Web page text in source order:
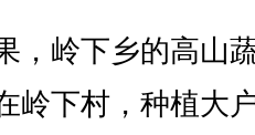
岭下乡的高山
岭下村，种植大